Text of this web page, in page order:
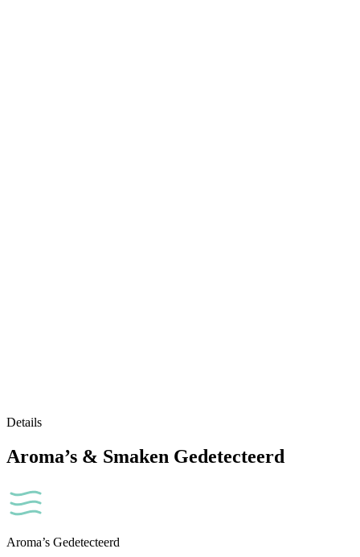
Details
Aroma’s & Smaken Gedetecteerd
Aroma’s Gedetecteerd